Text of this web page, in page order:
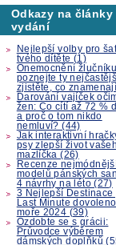
Odkazy na články
vydání
Nejlepší volby pro
tvého dítěte (1)
Onemocnění
poznejte ty
zjistěte, co
Darování vajíček
žen: Co cítí až 72 %
a proč o tom nikdo
nemluví? (44)
Jak interaktivní
psy zlepší život
mazlíčka (26)
Recenze
modelů pánských
4 návrhy na léto (27)
3 Nejlepší Destinace
Last Minute
moře 2024 (39)
Ozdobte se s grácii:
Průvodce výběrem
dámských doplňků